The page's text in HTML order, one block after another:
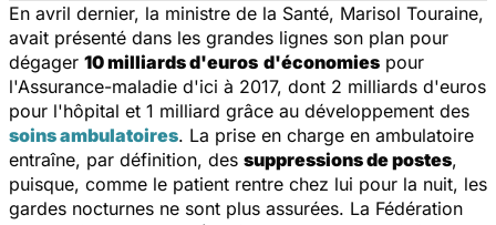
En avril dernier, la ministre de la Santé, Marisol Touraine,
avait présenté dans les grandes lignes son plan pour
dégager 10 milliards d'euros d'économies pour
l'Assurance-maladie d'ici à 2017, dont 2 milliards d'euros
pour l'hôpital et 1 milliard grâce au développement des
soins ambulatoires. La prise en charge en ambulatoire
entraîne, par définition, des suppressions de postes,
puisque, comme le patient rentre chez lui pour la nuit, les
gardes nocturnes ne sont plus assurées. La Fédération